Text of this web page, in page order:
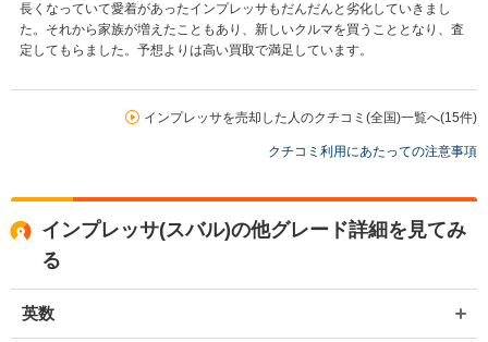
長くなっていて愛着があったインプレッサもだんだんと劣化していきまし
た。それから家族が増えたこともあり、新しいクルマを買うこととなり、査
定してもらました。予想よりは高い買取で満足しています。
インプレッサを売却した人のクチコミ(全国)一覧へ(15件)
クチコミ利用にあたっての注意事項
インプレッサ(スバル)の他グレード詳細を見てみ
る
英数